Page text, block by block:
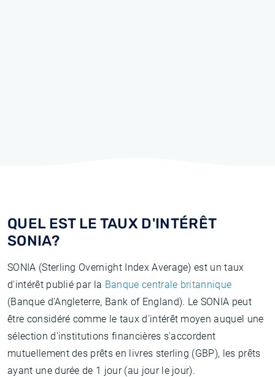
QUEL EST LE TAUX D'INTÉRÊT
SONIA?
SONIA (Sterling Overnight Index Average) est un taux
d'intérêt publié par la Banque centrale britannique
(Banque d'Angleterre, Bank of England). Le SONIA peut
être considéré comme le taux d'intérêt moyen auquel une
sélection d'institutions financières s'accordent
mutuellement des prêts en livres sterling (GBP), les prêts
ayant une durée de 1 jour (au jour le jour).